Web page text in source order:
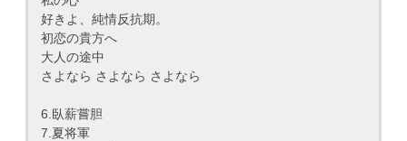
好きよ、純情反抗期。
初恋の貴方へ
大人の途中
さよなら さよなら さよなら
6.臥薪嘗胆
7.夏将軍